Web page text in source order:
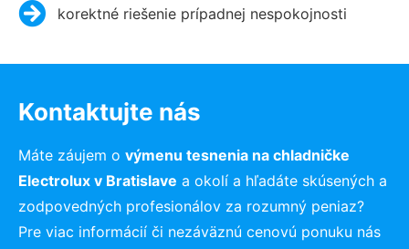
korektné riešenie prípadnej nespokojnosti
Kontaktujte nás
Máte záujem o výmenu tesnenia na chladničke
Electrolux v Bratislave a okolí a hľadáte skúsených a
zodpovedných profesionálov za rozumný peniaz?
Pre viac informácií či nezáväznú cenovú ponuku nás